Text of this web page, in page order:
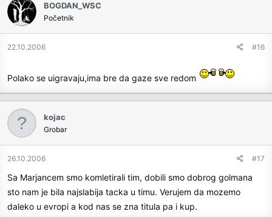
BOGDAN_WSC
Početnik
22.10.2006 #16
Polako se uigravaju,ima bre da gaze sve redom
kojac
Grobar
26.10.2006 #17
Sa Marjancem smo komletirali tim, dobili smo dobrog golmana
sto nam je bila najslabija tacka u timu. Verujem da mozemo
daleko u evropi a kod nas se zna titula pa i kup.